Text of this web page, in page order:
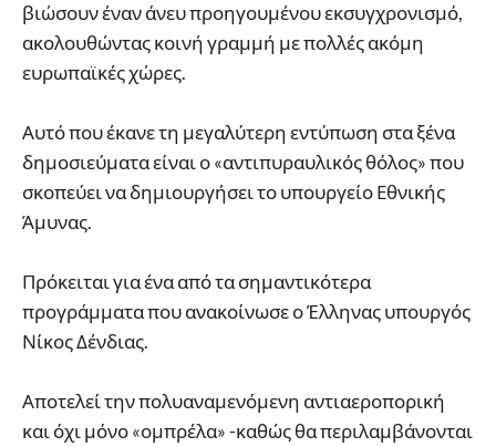
βιώσουν έναν άνευ προηγουμένου εκσυγχρονισμό,
ακολουθώντας κοινή γραμμή με πολλές ακόμη
ευρωπαϊκές χώρες.
Αυτό που έκανε τη μεγαλύτερη εντύπωση στα ξένα
δημοσιεύματα είναι ο «αντιπυραυλικός θόλος» που
σκοπεύει να δημιουργήσει το υπουργείο Εθνικής
Άμυνας.
Πρόκειται για ένα από τα σημαντικότερα
προγράμματα που ανακοίνωσε ο Έλληνας υπουργός
Νίκος Δένδιας.
Αποτελεί την πολυαναμενόμενη αντιαεροπορική
και όχι μόνο «ομπρέλα» -καθώς θα περιλαμβάνονται